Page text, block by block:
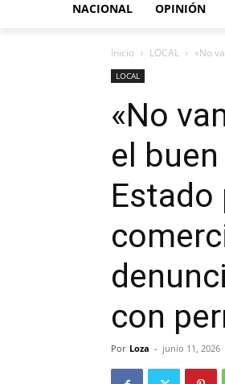
NACIONAL OPINIÓN
Inicio LOCAL «No
LOCAL
«No
el
Estado
con
Por Loza - junio 11, 2026